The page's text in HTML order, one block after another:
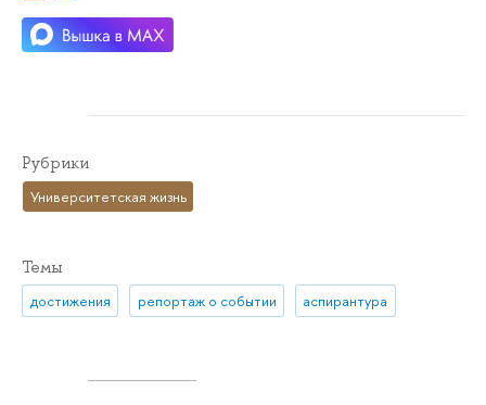
Рубрики
Университетская жизнь
Темы
достижения репортаж о событии аспирантура